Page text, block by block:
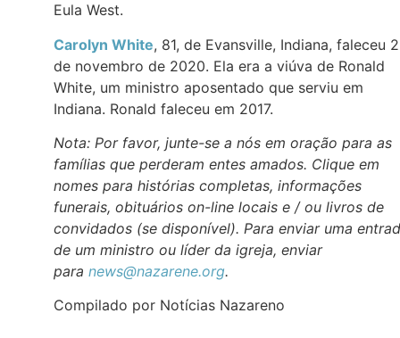
Eula West.
Carolyn White, 81, de Evansville, Indiana, faleceu
de novembro de 2020. Ela era a viúva de Ronald
White, um ministro aposentado que serviu em
Indiana. Ronald faleceu em 2017.
Nota: Por favor, junte-se a nós em oração para as
famílias que perderam entes amados. Clique em
nomes para histórias completas, informações
funerais, obituários on-line locais e / ou livros de
convidados (se disponível). Para enviar uma
de um ministro ou líder da igreja, enviar
para news@nazarene.org.
Compilado por Notícias Nazareno